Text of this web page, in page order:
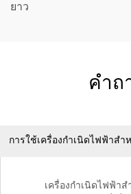
ยาว
คำถ
การใช้เครื่องกำเนิดไฟฟ้าสำ
เครื่องกำเนิดไฟฟ้า